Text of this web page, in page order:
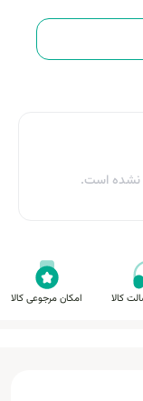
نشده است.
کالا امکان مرجوعی کالا